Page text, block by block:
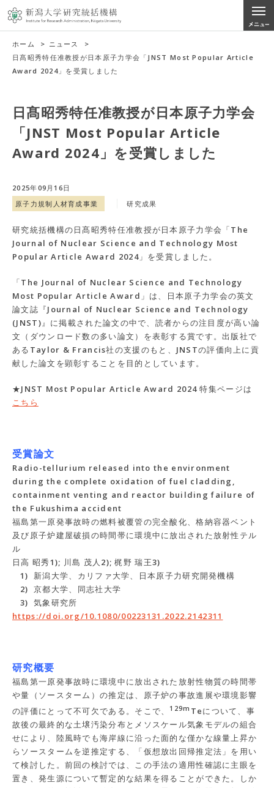
ホーム > ニュース
>
日髙昭秀特任准教授が日本原子力学会「JNST Most Popular Article
Award 2024」を受賞しました
日髙昭秀特任准教授が日本原子力学会
「JNST Most Popular Article
Award 2024」を受賞しました
2025年09月16日
原子力規制人材育成事業
研究成果
研究統括機構の日髙昭秀特任准教授が日本原子力学会「The
Journal of Nuclear Science and Technology Most
Popular Article Award 2024」を受賞しました。
「The Journal of Nuclear Science and Technology
Most Popular Article Award」は、日本原子力学会の英文
論文誌『Journal of Nuclear Science and Technology
(JNST)』に掲載された論文の中で、読者からの注目度が高い論
文（ダウンロード数の多い論文）を表彰する賞です。出版社で
あるTaylor & Francis社の支援のもと、JNSTの評価向上に貢
献した論文を顕彰することを目的としています。
★JNST Most Popular Article Award 2024 特集ページは
こちら
受賞論文
Radio-tellurium released into the environment
during the complete oxidation of fuel cladding,
containment venting and reactor building failure of
the Fukushima accident
福島第一原発事故時の燃料被覆管の完全酸化、格納容器ベント
及び原子炉建屋破損の時間帯に環境中に放出された放射性テル
ル
日高 昭秀1); 川島 茂人2); 梶野 瑞王3)
1) 新潟大学、カリファ大学、日本原子力研究開発機構
2)京都大学、同志社大学
3)気象研究所
https://doi.org/10.1080/00223131.2022.2142311
研究概要
福島第一原発事故時に環境中に放出された放射性物質の時間帯
や量（ソースターム）の推定は、原子炉の事故進展や環境影響
の評価にとって不可欠である。そこで、
129m Teについて、事
故後の最終的な土壌汚染分布とメソスケール気象モデルの組合
せにより、陸風時でも海岸線に沿った面的な僅かな線量上昇か
らソースタームを逆推定する、「仮想放出回帰推定法」を用い
て検討した。前回の検討では、この手法の適用性確認に主眼を
置き、発生源について暫定的な結果を得ることができた。しか